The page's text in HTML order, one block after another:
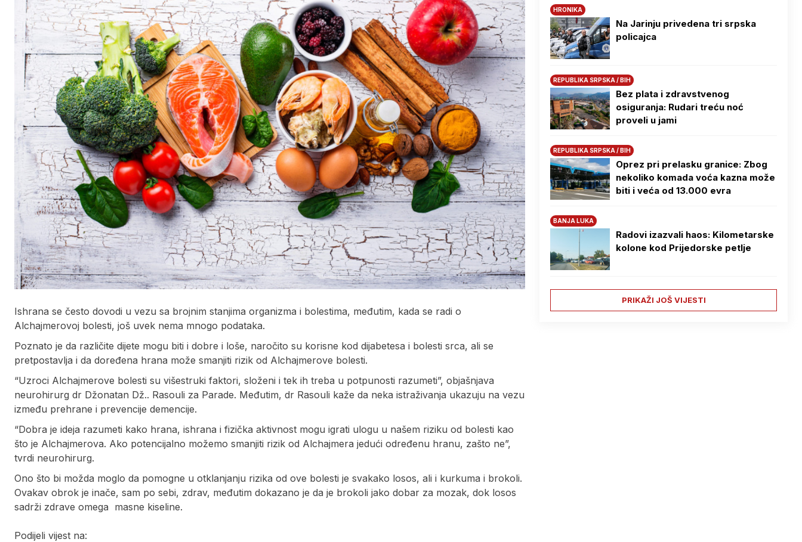
Ishrana se često dovodi u vezu sa brojnim stanjima organizma i bolestima, međutim, kada se radi o
Alchajmerovoj bolesti, još uvek nema mnogo podataka.
Poznato je da različite dijete mogu biti i dobre i loše, naročito su korisne kod dijabetesa i bolesti srca, ali se
pretpostavlja i da doređena hrana može smanjiti rizik od Alchajmerove bolesti.
“Uzroci Alchajmerove bolesti su višestruki faktori, složeni i tek ih treba u potpunosti razumeti”, objašnjava
neurohirurg dr Džonatan Dž.. Rasouli za Parade. Međutim, dr Rasouli kaže da neka istraživanja ukazuju na vezu
između prehrane i prevencije demencije.
“Dobra je ideja razumeti kako hrana, ishrana i fizička aktivnost mogu igrati ulogu u našem riziku od bolesti kao
što je Alchajmerova. Ako potencijalno možemo smanjiti rizik od Alchajmera jedući određenu hranu, zašto ne”,
tvrdi neurohirurg.
Ono što bi možda moglo da pomogne u otklanjanju rizika od ove bolesti je svakako losos, ali i kurkuma i brokoli.
Ovakav obrok je inače, sam po sebi, zdrav, međutim dokazano je da je brokoli jako dobar za mozak, dok losos
sadrži zdrave omega masne kiseline.
Podijeli vijest na:
HRONIKA
Na Јarinju privedena tri srpska
policajca
REPUBLIKA SRPSKA / BIH
Bez plata i zdravstvenog
osiguranja: Rudari treću noć
proveli u jami
REPUBLIKA SRPSKA / BIH
Oprez pri prelasku granice: Zbog
nekoliko komada voća kazna može
biti i veća od 13.000 evra
BANJA LUKA
Radovi izazvali haos: Kilometarske
kolone kod Prijedorske petlje
PRIKAŽI JOŠ VIJESTI